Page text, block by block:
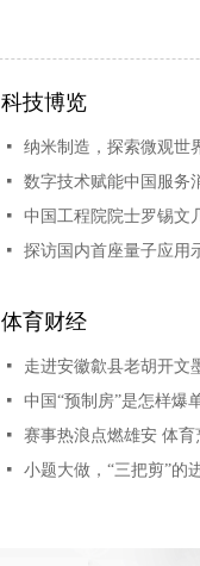
科技博览
넷
纳米制造，探索微观世
넷
数字技术赋能中国服务
넷
넷
体育财经
넷
넷
中国“预制房”是怎样爆
넷
赛事热浪点燃雄安 体育
넷 小题大做，“三把剪”的